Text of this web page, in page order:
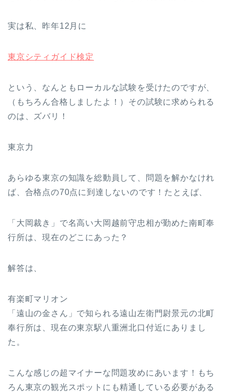
実は私、昨年12月に
東京シティガイド検定
という、なんともローカルな試験を受けたのですが、
（もちろん合格しましたよ！）その試験に求められる
のは、ズバリ！
東京力
あらゆる東京の知識を総動員して、問題を解かなけれ
ば、合格点の70点に到達しないのです！たとえば、
「大岡裁き」で名高い大岡越前守忠相が勤めた南町奉
行所は、現在のどこにあった？
解答は、
有楽町マリオン
「遠山の金さん」で知られる遠山左衛門尉景元の北町
奉行所は、現在の東京駅八重洲北口付近にありまし
た。
こんな感じの超マイナーな問題攻めにあいます！もち
ろん東京の観光スポットにも精通している必要がある